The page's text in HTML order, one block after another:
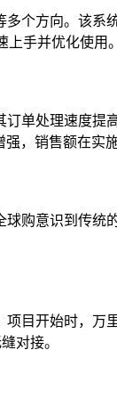
个方向。该
手并优化使用。
单处理速度提
，销售额在实
购意识到传
目开始时，
对接。